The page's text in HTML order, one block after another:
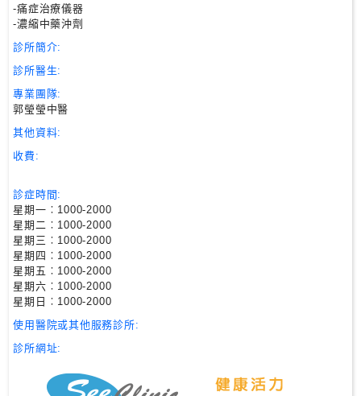
急
症
室
服
務
公
醫
院
私
家
醫
院
中
-痛症治療儀器
-濃縮中藥沖劑
診所簡介:
診所醫生:
專業團隊:
郭瑩瑩中醫
其他資料:
收費:
診症時間:
星期一︰1000-2000
星期二︰1000-2000
星期三︰1000-2000
星期四︰1000-2000
星期五︰1000-2000
星期六︰1000-2000
星期日︰1000-2000
使用醫院或其他服務診所:
診所網址: